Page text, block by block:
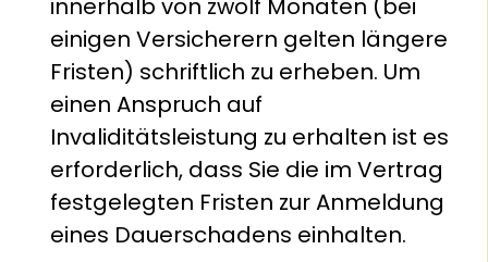
innerhalb von zwölf Monaten (bei
einigen Versicherern gelten längere
Fristen) schriftlich zu erheben. Um
einen Anspruch auf
Invaliditätsleistung zu erhalten ist es
erforderlich, dass Sie die im Vertrag
festgelegten Fristen zur Anmeldung
eines Dauerschadens einhalten.